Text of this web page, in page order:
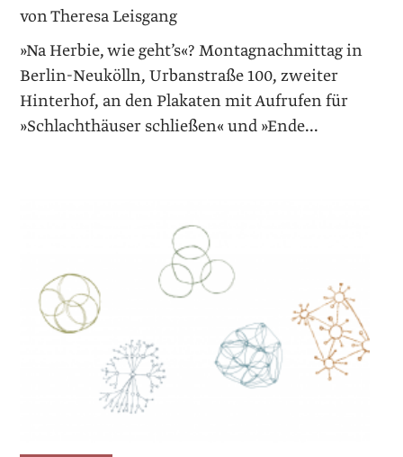
von Theresa Leisgang
»Na Herbie, wie geht’s«? Montagnachmittag in
Berlin-Neukölln, Urbanstraße 100, zweiter
Hinterhof, an den Plakaten mit Aufrufen für
»Schlachthäuser schließen« und »Ende...